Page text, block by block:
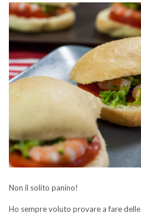
Non il solito panino!
Ho sempre voluto provare a fare